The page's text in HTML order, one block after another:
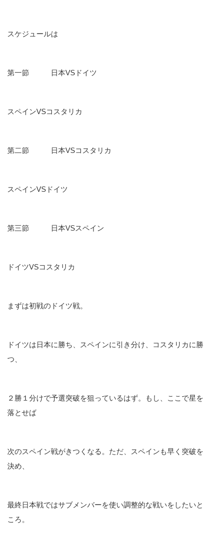
スケジュールは
第一節 日本VSドイツ
スペインVSコスタリカ
第二節 日本VSコスタリカ
スペインVSドイツ
第三節 日本VSスペイン
ドイツVSコスタリカ
まずは初戦のドイツ戦。
ドイツは日本に勝ち、スペインに引き分け、コスタリカに勝
つ、
２勝１分けで予選突破を狙っているはず。もし、ここで星を
落とせば
次のスペイン戦がきつくなる。ただ、スペインも早く突破を
決め、
最終日本戦ではサブメンバーを使い調整的な戦いをしたいと
ころ。